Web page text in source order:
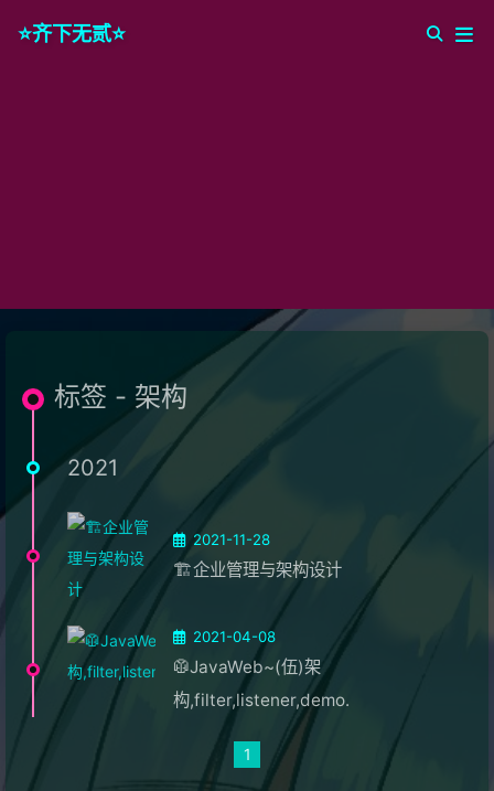
⭐️齐下无贰⭐️
标签 - 架构
2021
2021-11-28
🏗️企业管理与架构设计
2021-04-08
🥼JavaWeb~(伍)架
构,filter,listener,demo.
1